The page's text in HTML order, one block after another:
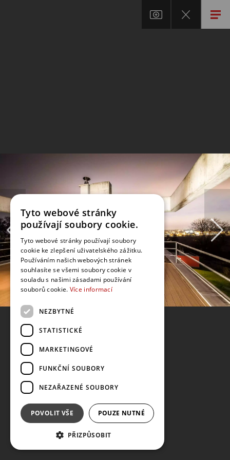
Tyto webové stránky
používají soubory cookie.
Tyto webové stránky používají soubory
cookie ke zlepšení uživatelského zážitku.
Používáním našich webových stránek
souhlasíte se všemi soubory cookie v
souladu s našimi zásadami používání
souborů cookie. Více informací
NEZBYTNÉ
STATISTICKÉ
MARKETINGOVÉ
FUNKČNÍ SOUBORY
NEZAŘAZENÉ SOUBORY
POVOLIT VŠE POUZE NUTNÉ
PŘIZPŮSOBIT